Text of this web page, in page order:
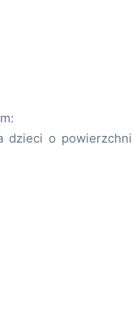
dzieci o powierzchni